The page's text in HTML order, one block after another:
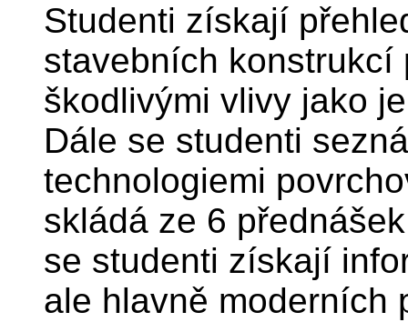
Studenti získají
stavebních konstrukcí
škodlivými vlivy jako
Dále se studenti
technologiemi
skládá ze 6
se studenti získají
ale hlavně moderních